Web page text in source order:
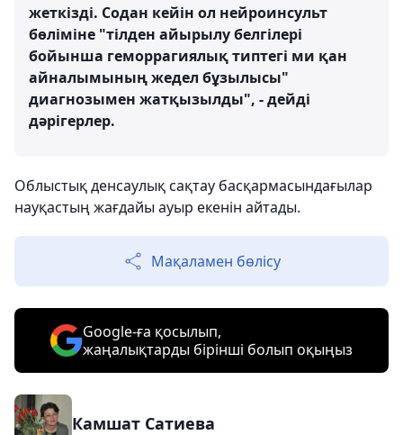
жеткізді. Содан кейін ол нейроинсульт
бөліміне "тілден айырылу белгілері
бойынша геморрагиялық типтегі ми қан
айналымының жедел бұзылысы"
диагнозымен жатқызылды", - дейді
дәрігерлер.
Облыстық денсаулық сақтау басқармасындағылар
науқастың жағдайы ауыр екенін айтады.
Мақаламен бөлісу
Google-ға қосылып,
жаңалықтарды бірінші болып оқыңыз
Камшат Сатиева